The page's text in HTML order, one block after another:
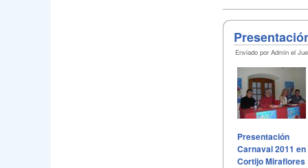
Enviado por Admin el
Presentación
Carnaval 2011 en
Cortijo Miraflores